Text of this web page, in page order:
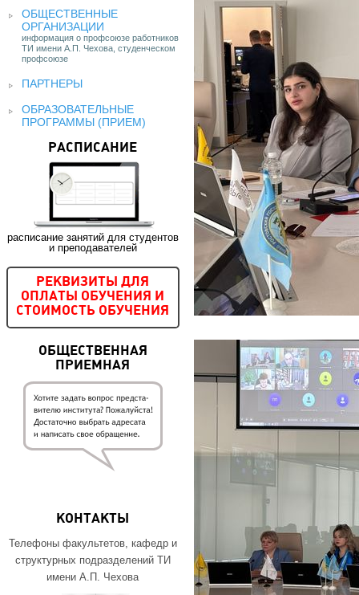
ОБЩЕСТВЕННЫЕ
ОРГАНИЗАЦИИ
информация о профсоюзе работников
ТИ имени А.П. Чехова, студенческом
профсоюзе
ПАРТНЕРЫ
ОБРАЗОВАТЕЛЬНЫЕ
ПРОГРАММЫ (ПРИЕМ)
РАСПИСАНИЕ
расписание занятий для студентов
и преподавателей
РЕКВИЗИТЫ ДЛЯ
ОПЛАТЫ ОБУЧЕНИЯ И
СТОИМОСТЬ ОБУЧЕНИЯ
ОБЩЕСТВЕННАЯ
ПРИЕМНАЯ
КОНТАКТЫ
Телефоны факультетов, кафедр и
структурных подразделений ТИ
имени А.П. Чехова